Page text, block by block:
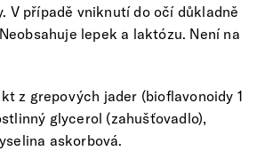
V případě vniknutí do očí důkladně
lepek a laktózu. Není na
z grepových jader (bioflavonoidy 1
glycerol (zahušťovadlo),
askorbová.